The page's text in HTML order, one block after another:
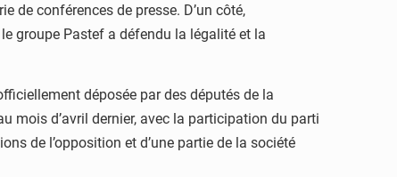
de conférences de presse. D’un côté,
groupe Pastef a défendu la légalité et la
déposée par des députés de la
mois d’avril dernier, avec la participation du parti
de l’opposition et d’une partie de la société